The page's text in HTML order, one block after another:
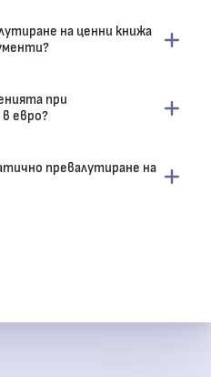
на ценни книжа
при
евро?
превалутиране на